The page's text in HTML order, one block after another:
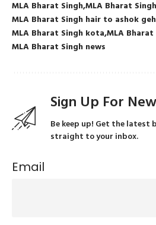
MLA Bharat SinghMLA Bharat
MLA Bharat Singh hair to ashok
MLA Bharat Singh kota MLA
MLA Bharat Singh news
Sign Up For
Be keep up! Get the latest
straight to your inbox.
Email